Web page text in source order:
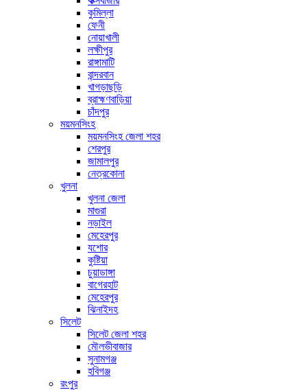
কুমিল্লা
ফেনী
নোয়াখালী
লক্ষীপুর
রাঙ্গামাটি
বান্দরবান
খাগড়াছড়ি
ব্রাহ্মণবাড়িয়া
চাঁদপুর
ময়মনসিংহ
ময়মনসিংহ জেলা শহর
শেরপুর
জামালপুর
নেত্রকোনা
খুলনা
খুলনা জেলা
মাগুরা
নড়াইল
মেহেরপুর
যশোর
কুষ্টিয়া
চুয়াডাঙ্গা
বাগেরহাট
মেহেরপুর
ঝিনাইদহ
সিলেট
সিলেট জেলা শহর
মৌলভীবাজার
সুনামগঞ্জ
হবিগঞ্জ
রংপুর